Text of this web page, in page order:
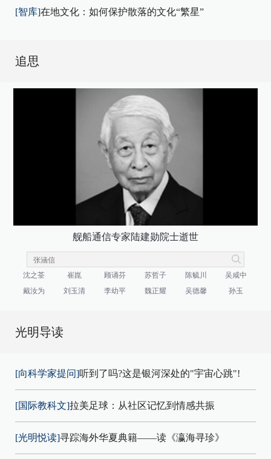
[智库]在地文化：如何保护散落的文化“繁星”
追思
舰船通信专家陆建勋院士逝世
沈之荃 崔崑 顾诵芬 苏哲子 陈毓川
吴咸中
戴汝为
刘玉清 李幼平 魏正耀 吴德馨 孙玉
光明导读
[向科学家提问]听到了吗?这是银河深处的"宇宙心跳"!
[国际教科文]拉美足球：从社区记忆到情感共振
[光明悦读]寻踪海外华夏典籍——读《瀛海寻珍》